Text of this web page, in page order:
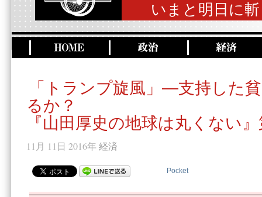
いまと明日に
「トランプ旋風」―支持した
るか？
『山田厚史の地球は丸くない
11月 11日 2016年 経済
Pocket